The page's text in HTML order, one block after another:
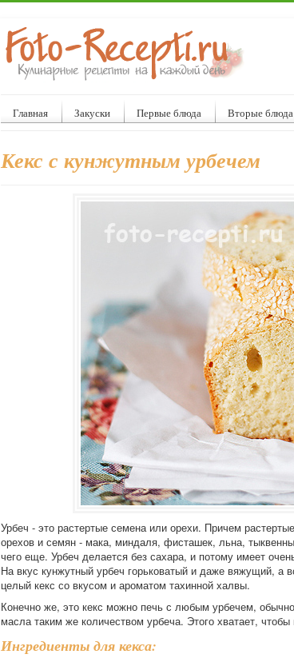
Главная Закуски Первые блюда Вторые блюда
Кекс с кунжутным урбечем
Урбеч - это растертые семена или орехи. Причем
орехов и семян - мака, миндаля, фисташек, льна,
чего еще. Урбеч делается без сахара, и потому имеет
На вкус кунжутный урбеч горьковатый и даже вяжущий, а
целый кекс со вкусом и ароматом тахинной халвы.
Конечно же, это кекс можно печь с любым урбечем,
масла таким же количеством урбеча. Этого хватает,
Ингредиенты для кекса: